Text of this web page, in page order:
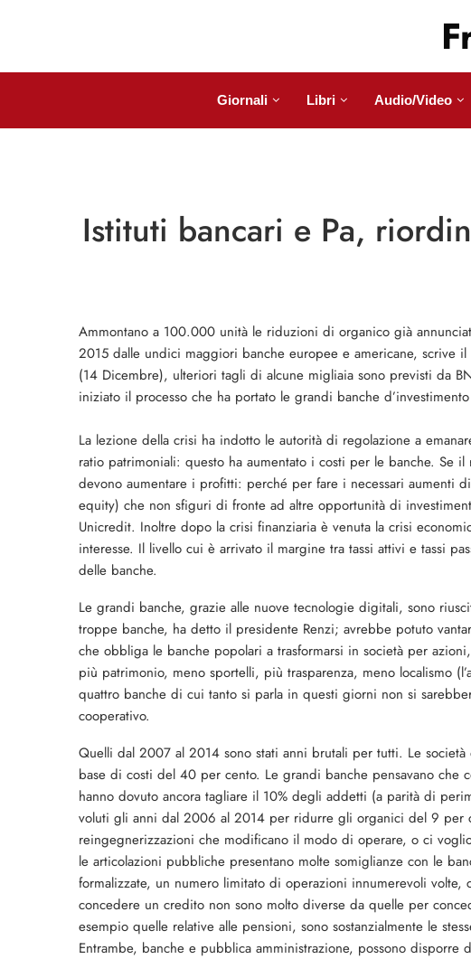
Giornali Libri Audio/Video
Istituti bancari e Pa,
Ammontano a 100.000 unità le riduzioni di organico già
2015 dalle undici maggiori banche europee e americane, scrive il
(14 Dicembre), ulteriori tagli di alcune migliaia sono previsti da
iniziato il processo che ha portato le grandi banche
La lezione della crisi ha indotto le autorità di regolazione a
ratio patrimoniali: questo ha aumentato i costi per le banche. Se
devono aumentare i profitti: perché per fare i necessari aumenti
equity) che non sfiguri di fronte ad altre opportunità di
Unicredit. Inoltre dopo la crisi finanziaria è venuta la crisi
interesse. Il livello cui è arrivato il margine tra tassi attivi e tassi
delle banche.
Le grandi banche, grazie alle nuove tecnologie digitali, sono
troppe banche, ha detto il presidente Renzi; avrebbe potuto
che obbliga le banche popolari a trasformarsi in società per
più patrimonio, meno sportelli, più trasparenza, meno localismo
quattro banche di cui tanto si parla in questi giorni non si
cooperativo.
Quelli dal 2007 al 2014 sono stati anni brutali per tutti. Le
base di costi del 40 per cento. Le grandi banche pensavano che
hanno dovuto ancora tagliare il 10% degli addetti (a parità di
voluti gli anni dal 2006 al 2014 per ridurre gli organici del 9 per
reingegnerizzazioni che modificano il modo di operare, o ci
le articolazioni pubbliche presentano molte somiglianze con le
formalizzate, un numero limitato di operazioni innumerevoli
concedere un credito non sono molto diverse da quelle per
esempio quelle relative alle pensioni, sono sostanzialmente le
Entrambe, banche e pubblica amministrazione, possono disporre